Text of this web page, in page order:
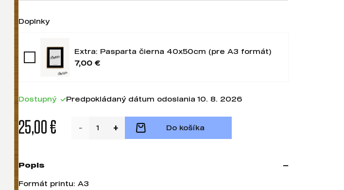
Doplnky
Extra: Pasparta čierna 40x50cm (pre A3 formát)
7,00 €
Dostupný Predpokládaný dátum odoslania 10. 8. 2026
25,00 € Do košíka
Popis
Formát printu: A3